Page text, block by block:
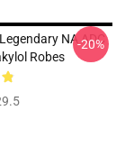
NA ADC
Robes
-20%